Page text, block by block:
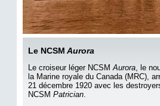
Le NCSM Aurora
Le croiseur léger NCSMAurora, le
la Marine royale du Canada (MRC),
21 décembre 1920 avec les
NCSM Patrician.